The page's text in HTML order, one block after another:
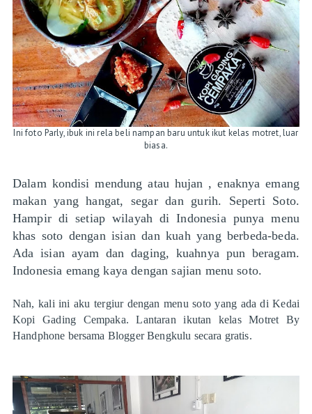
Ini foto Parly, ibuk ini rela beli nampan baru untuk ikut kelas motret, luar
biasa.
Dalam kondisi mendung atau hujan , enaknya emang
makan yang hangat, segar dan gurih. Seperti Soto.
Hampir di setiap wilayah di Indonesia punya menu
khas soto dengan isian dan kuah yang berbeda-beda.
Ada isian ayam dan daging, kuahnya pun beragam.
Indonesia emang kaya dengan sajian menu soto.
Nah, kali ini aku tergiur dengan menu soto yang ada di Kedai
Kopi Gading Cempaka. Lantaran ikutan kelas Motret By
Handphone bersama Blogger Bengkulu secara gratis.